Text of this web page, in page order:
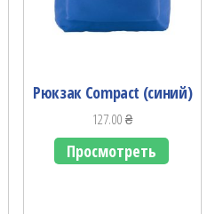
Рюкзак Compact (синий)
127.00₴
Просмотреть